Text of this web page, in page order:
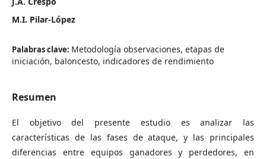
M.I. Pilar-López
Palabras clave: Metodología observaciones, etapas de
iniciación, baloncesto, indicadores de rendimiento
Resumen
El objetivo del presente estudio es analizar las
características de las fases de ataque, y las principales
diferencias entre equipos ganadores y perdedores, en